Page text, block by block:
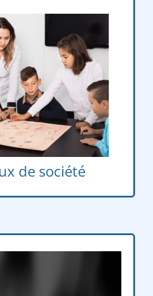
de société
– Mardi
6
è
– 5
è
– 4
è